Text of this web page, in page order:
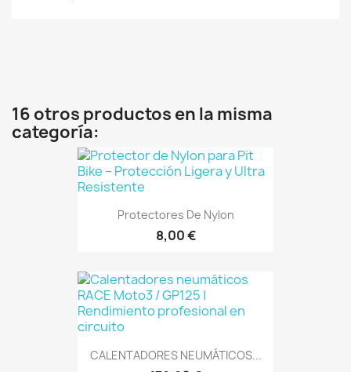
16 otros productos en la misma
categoría:
Protectores De Nylon
8,00 €
CALENTADORES NEUMÁTICOS...